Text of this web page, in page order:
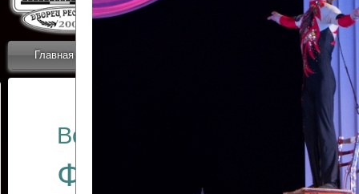
Главная Новости
ОТЧЕТЫ ГКЦ
Все отчеты
Финал